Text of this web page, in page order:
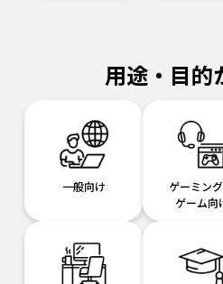
用途・目的
一般向け
ゲーミン
ゲーム向